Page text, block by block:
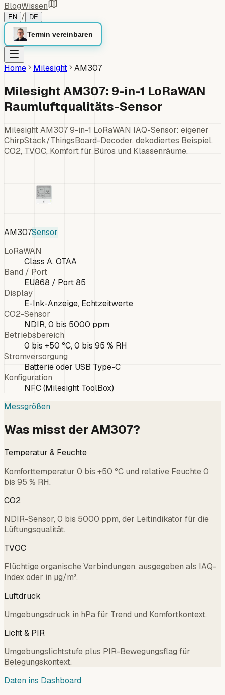
BlogWissen
EN / DE
Termin vereinbaren
Home Milesight AM307
Milesight AM307: 9-in-1 LoRaWAN
Raumluftqualitäts-Sensor
Milesight AM307 9-in-1 LoRaWAN IAQ-Sensor: eigener
ChirpStack/ThingsBoard-Decoder, dekodiertes Beispiel,
CO2, TVOC, Komfort für Büros und Klassenräume.
AM307Sensor
LoRaWAN
Class A, OTAA
Band / Port
EU868 / Port 85
Display
E-Ink-Anzeige, Echtzeitwerte
CO2-Sensor
NDIR, 0 bis 5000 ppm
Betriebsbereich
0 bis +50 °C, 0 bis 95 % RH
Stromversorgung
Batterie oder USB Type-C
Konfiguration
NFC (Milesight ToolBox)
Messgrößen
Was misst der AM307?
Temperatur & Feuchte
Komforttemperatur 0 bis +50 °C und relative Feuchte 0
bis 95 % RH.
CO2
NDIR-Sensor, 0 bis 5000 ppm, der Leitindikator für die
Lüftungsqualität.
TVOC
Flüchtige organische Verbindungen, ausgegeben als IAQ-
Index oder in µg/m³.
Luftdruck
Umgebungsdruck in hPa für Trend und Komfortkontext.
Licht & PIR
Umgebungslichtstufe plus PIR-Bewegungsflag für
Belegungskontext.
Daten ins Dashboard